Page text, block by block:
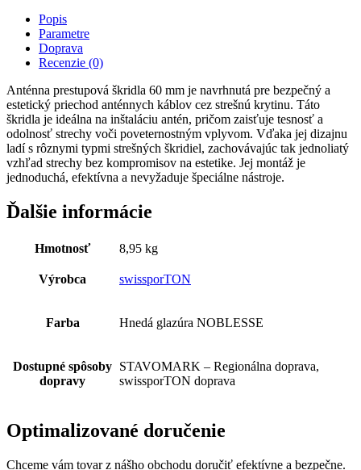
Popis
Parametre
Doprava
Recenzie (0)
Anténna prestupová škridla 60 mm je navrhnutá pre bezpečný a
estetický priechod anténnych káblov cez strešnú krytinu. Táto
škridla je ideálna na inštaláciu antén, pričom zaisťuje tesnosť a
odolnosť strechy voči poveternostným vplyvom. Vďaka jej dizajnu
ladí s rôznymi typmi strešných škridiel, zachovávajúc tak jednoliatý
vzhľad strechy bez kompromisov na estetike. Jej montáž je
jednoduchá, efektívna a nevyžaduje špeciálne nástroje.
Ďalšie informácie
Hmotnosť 8,95 kg
Výrobca swissporTON
Farba Hnedá glazúra NOBLESSE
Dostupné spôsoby
dopravy
STAVOMARK – Regionálna doprava,
swissporTON doprava
Optimalizované doručenie
Chceme vám tovar z nášho obchodu doručiť efektívne a bezpečne.